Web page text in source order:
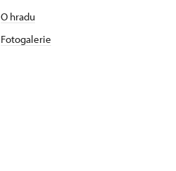
O hradu
Fotogalerie